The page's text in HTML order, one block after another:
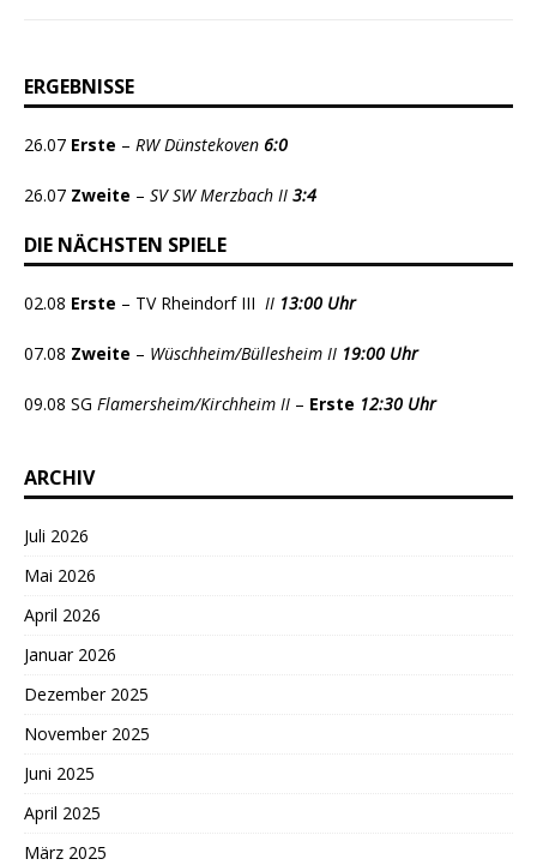
ERGEBNISSE
26.07 Erste – RW Dünstekoven 6:0
26.07 Zweite – SV SW Merzbach II 3:4
DIE NÄCHSTEN SPIELE
02.08 Erste – TV Rheindorf III II 13:00 Uhr
07.08 Zweite – Wüschheim/Büllesheim II 19:00 Uhr
09.08 SG Flamersheim/Kirchheim II – Erste 12:30 Uhr
ARCHIV
Juli 2026
Mai 2026
April 2026
Januar 2026
Dezember 2025
November 2025
Juni 2025
April 2025
März 2025